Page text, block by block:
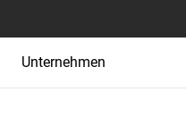
Unternehmen